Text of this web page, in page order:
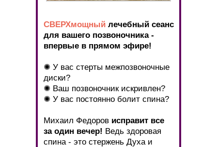
СВЕРХмощный лечебный сеанс
для вашего позвоночника -
впервые в прямом эфире!
✺ У вас стерты межпозвоночные
диски?
✺ Ваш позвоночник искривлен?
✺ У вас постоянно болит спина?
Михаил Федоров исправит все
за один вечер! Ведь здоровая
спина - это стержень Духа и